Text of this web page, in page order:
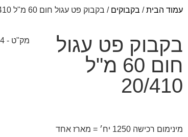
עמוד הבית/ בקבוקים / בקבוק פט עגול חום 60 מ"ל 20/410
בקבוק פט עגול
חום 60 מ"ל
20/410
מק"ט - PTB100704
מינימום רכישה 1250 יח׳ = מארז אחד